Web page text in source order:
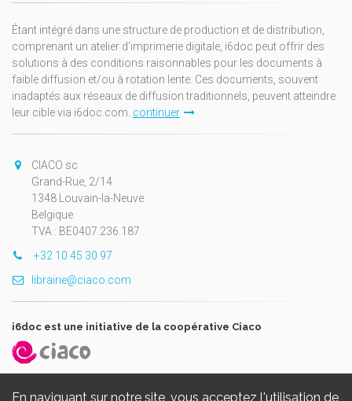
En naviguant sur notre site, vous acceptez l'utilisation de
Étant intégré dans une structure de production et de distribution,
comprenant un atelier d'imprimerie digitale, i6doc peut offrir des
solutions à des conditions raisonnables pour les documents à
faible diffusion et/ou à rotation lente. Ces documents, souvent
inadaptés aux réseaux de diffusion traditionnels, peuvent atteindre
leur cible via i6doc.com. continuer
CIACO sc
Grand-Rue, 2/14
1348 Louvain-la-Neuve
Belgique
TVA : BE0407.236.187
+32 10 45 30 97
librairie@ciaco.com
i6doc est une initiative de la coopérative Ciaco